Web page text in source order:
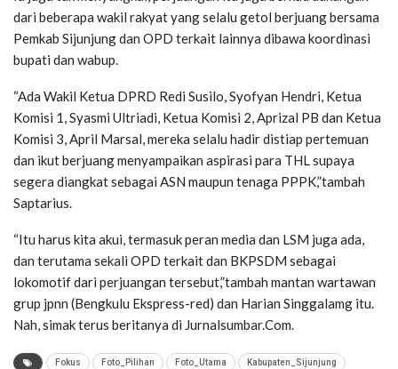
dari beberapa wakil rakyat yang selalu getol berjuang bersama
Pemkab Sijunjung dan OPD terkait lainnya dibawa koordinasi
bupati dan wabup.
“Ada Wakil Ketua DPRD Redi Susilo, Syofyan Hendri, Ketua
Komisi 1, Syasmi Ultriadi, Ketua Komisi 2, Aprizal PB dan Ketua
Komisi 3, April Marsal, mereka selalu hadir distiap pertemuan
dan ikut berjuang menyampaikan aspirasi para THL supaya
segera diangkat sebagai ASN maupun tenaga PPPK,”tambah
Saptarius.
“Itu harus kita akui, termasuk peran media dan LSM juga ada,
dan terutama sekali OPD terkait dan BKPSDM sebagai
lokomotif dari perjuangan tersebut,”tambah mantan wartawan
grup jpnn (Bengkulu Ekspress-red) dan Harian Singgalamg itu.
Nah, simak terus beritanya di Jurnalsumbar.Com.
Fokus Foto_Pilihan Foto_Utama Kabupaten_Sijunjung